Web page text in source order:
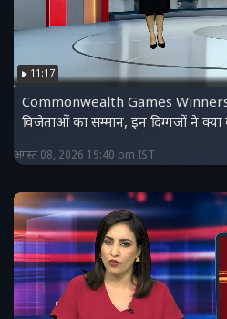
11:17
Commonwealth Games
विजेताओं का सम्मान, इन दिग्गजों ने
अगस्त 08, 2026 19:40 pm IST